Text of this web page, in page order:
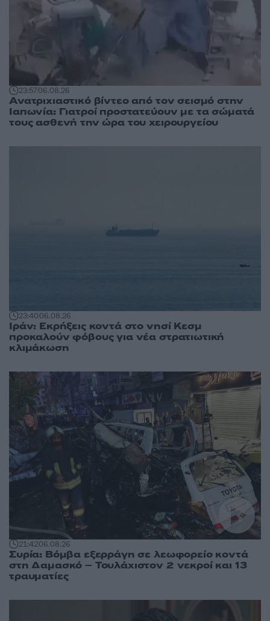
23:5706.08.26
Ανατριχιαστικό βίντεο από τον σεισμό στην
Ιαπωνία: Γιατροί προστατεύουν με τα σώματά
τους ασθενή την ώρα του χειρουργείου
23:4006.08.26
Ιράν: Εκρήξεις κοντά στο νησί Κεσμ
προκαλούν φόβους για νέα στρατιωτική
κλιμάκωση
21:4206.08.26
Συρία: Βόμβα εξερράγη σε λεωφορείο κοντά
στη Δαμασκό – Τουλάχιστον 2 νεκροί και 13
τραυματίες